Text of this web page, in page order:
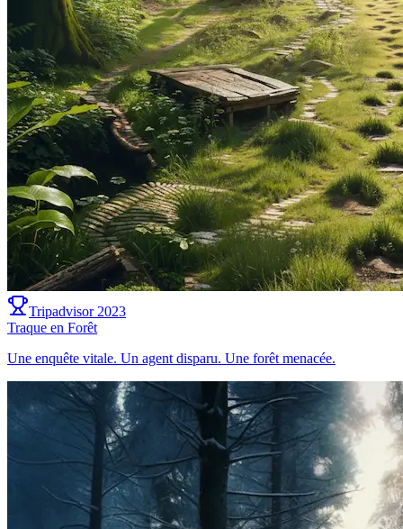
Tripadvisor 2023
Traque en Forêt
Une enquête vitale. Un agent disparu. Une forêt menacée.